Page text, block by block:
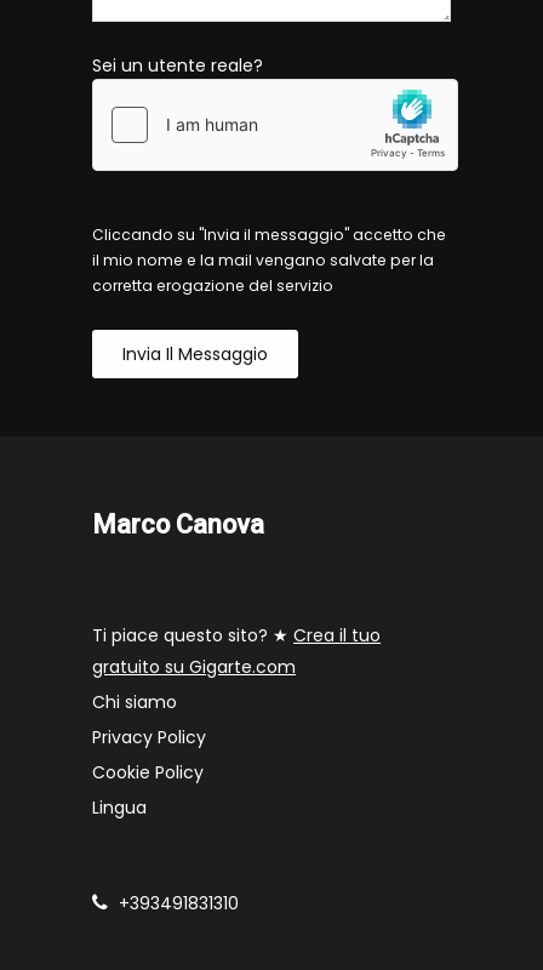
Sei un utente reale?
Cliccando su "Invia il messaggio" accetto che
il mio nome e la mail vengano salvate per la
corretta erogazione del servizio
Invia Il Messaggio
Marco Canova
Ti piace questo sito? ★ Crea il tuo
gratuito su Gigarte.com
Chi siamo
Privacy Policy
Cookie Policy
Lingua
+393491831310